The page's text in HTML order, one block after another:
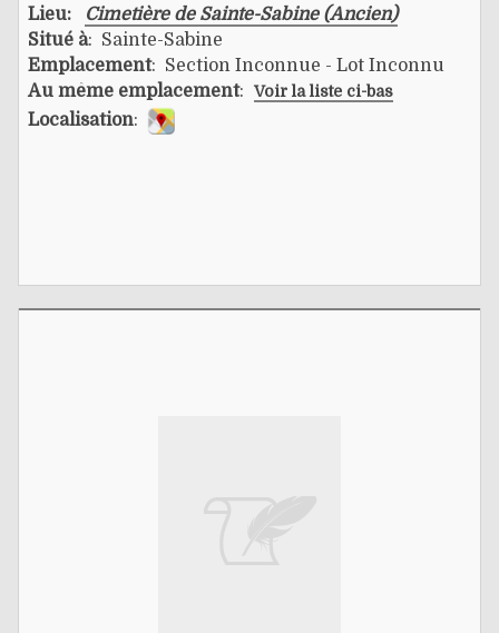
Lieu:
Cimetière de Sainte-Sabine (Ancien)
Situé à: Sainte-Sabine
Emplacement: Section Inconnue - Lot Inconnu
Au même emplacement: Voir la liste ci-bas
Localisation: